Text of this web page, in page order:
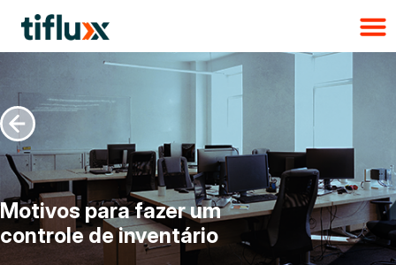
Motivos para fazer um
controle de inventário